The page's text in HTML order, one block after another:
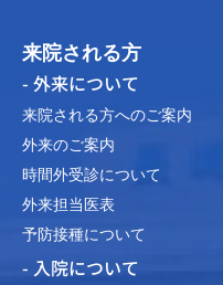
来院される方
- 外来について
来院される方へのご案内
外来のご案内
時間外受診について
外来担当医表
予防接種について
- 入院について